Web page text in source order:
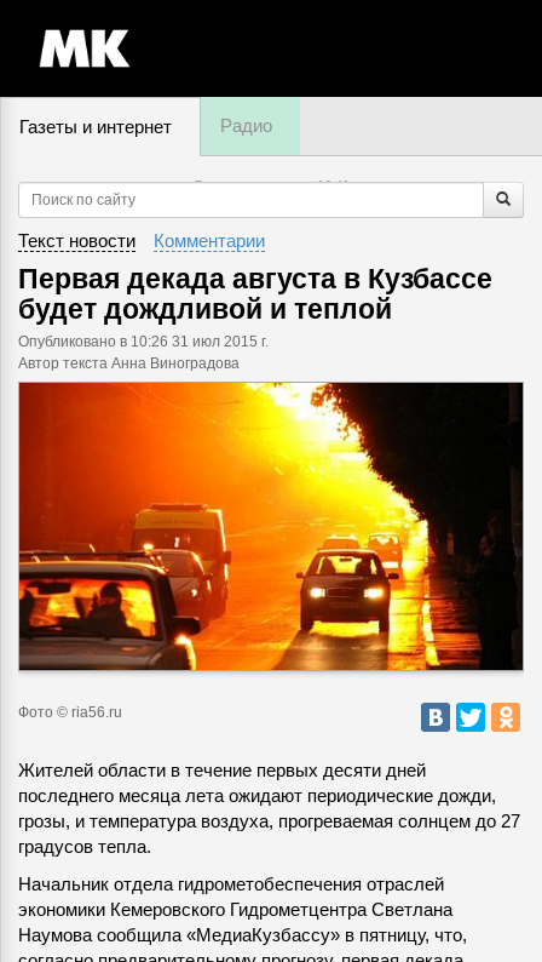
Газеты и интернет Радио
7 августа, пятница,16:41
Текст новости Комментарии
Первая декада августа в Кузбассе
будет дождливой и теплой
Опубликовано в 10:26 31 июл 2015 г.
Автор текста Анна Виноградова
Фото © ria56.ru
Жителей области в течение первых десяти дней
последнего месяца лета ожидают периодические дожди,
грозы, и температура воздуха, прогреваемая солнцем до 27
градусов тепла.
Начальник отдела гидрометобеспечения отраслей
экономики Кемеровского Гидрометцентра Светлана
Наумова сообщила «МедиаКузбассу» в пятницу, что,